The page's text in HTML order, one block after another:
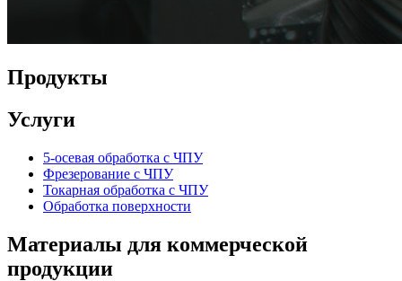
Продукты
Услуги
5-осевая обработка с ЧПУ
Фрезерование с ЧПУ
Токарная обработка с ЧПУ
Обработка поверхности
Материалы для коммерческой
продукции